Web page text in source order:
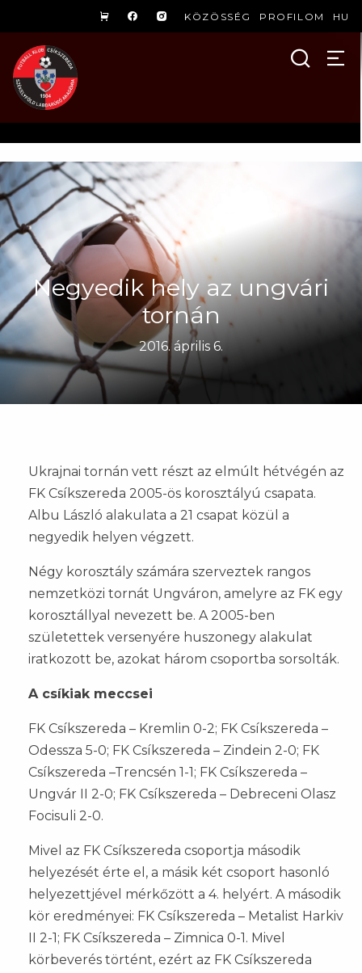
KÖZÖSSÉG PROFILOM HU
Negyedik hely az ungvári
tornán
2016. április 6.
Ukrajnai tornán vett részt az elmúlt hétvégén az
FK Csíkszereda 2005-ös korosztályú csapata.
Albu László alakulata a 21 csapat közül a
negyedik helyen végzett.
Négy korosztály számára szerveztek rangos
nemzetközi tornát Ungváron, amelyre az FK egy
korosztállyal nevezett be. A 2005-ben
születettek versenyére huszonegy alakulat
iratkozott be, azokat három csoportba sorsolták.
A csíkiak meccsei
FK Csíkszereda – Kremlin 0-2; FK Csíkszereda –
Odessza 5-0; FK Csíkszereda – Zindein 2-0; FK
Csíkszereda –Trencsén 1-1; FK Csíkszereda –
Ungvár II 2-0; FK Csíkszereda – Debreceni Olasz
Focisuli 2-0.
Mivel az FK Csíkszereda csoportja második
helyezését érte el, a másik két csoport hasonló
helyezettjével mérkőzött a 4. helyért. A második
kör eredményei: FK Csíkszereda – Metalist Harkiv
II 2-1; FK Csíkszereda – Zimnica 0-1. Mivel
körbeverés történt, ezért az FK Csíkszereda